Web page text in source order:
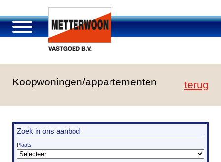
Portfolio
Vacatures en carrière
Contact
Koopwoningen/appartementen terug
Zoek in ons aanbod
Plaats